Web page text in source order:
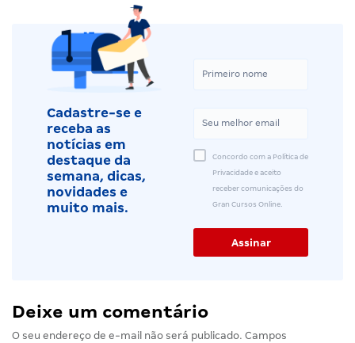
Cadastre-se e
receba as
notícias em
destaque da
semana, dicas,
novidades e
muito mais.
Concordo com a Política de
Privacidade e aceito
receber comunicações do
Gran Cursos Online.
Deixe um comentário
O seu endereço de e-mail não será publicado. Campos